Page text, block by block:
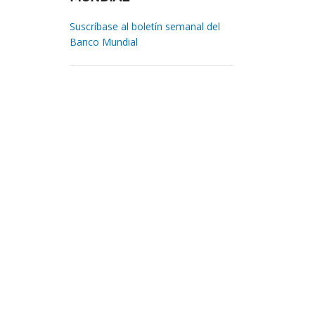
Suscríbase al boletín semanal del
Banco Mundial